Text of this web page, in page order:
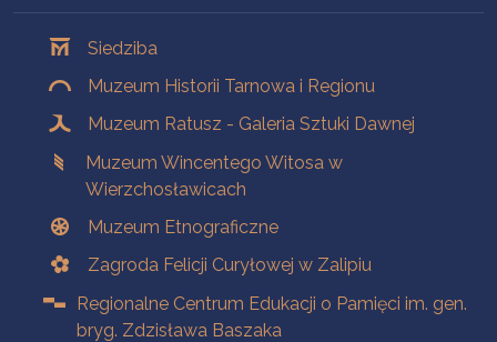
Siedziba
Muzeum Historii Tarnowa i Regionu
Muzeum Ratusz - Galeria Sztuki Dawnej
Muzeum Wincentego Witosa w
Wierzchosławicach
Muzeum Etnograficzne
Zagroda Felicji Curyłowej w Zalipiu
Regionalne Centrum Edukacji o Pamięci im. gen.
bryg. Zdzisława Baszaka